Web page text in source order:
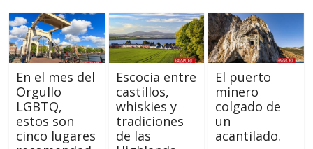
En el mes del
Orgullo
LGBTQ,
estos son
cinco lugares
Escocia entre
castillos,
whiskies y
tradiciones
de las
El puerto
minero
colgado de
un
acantilado.